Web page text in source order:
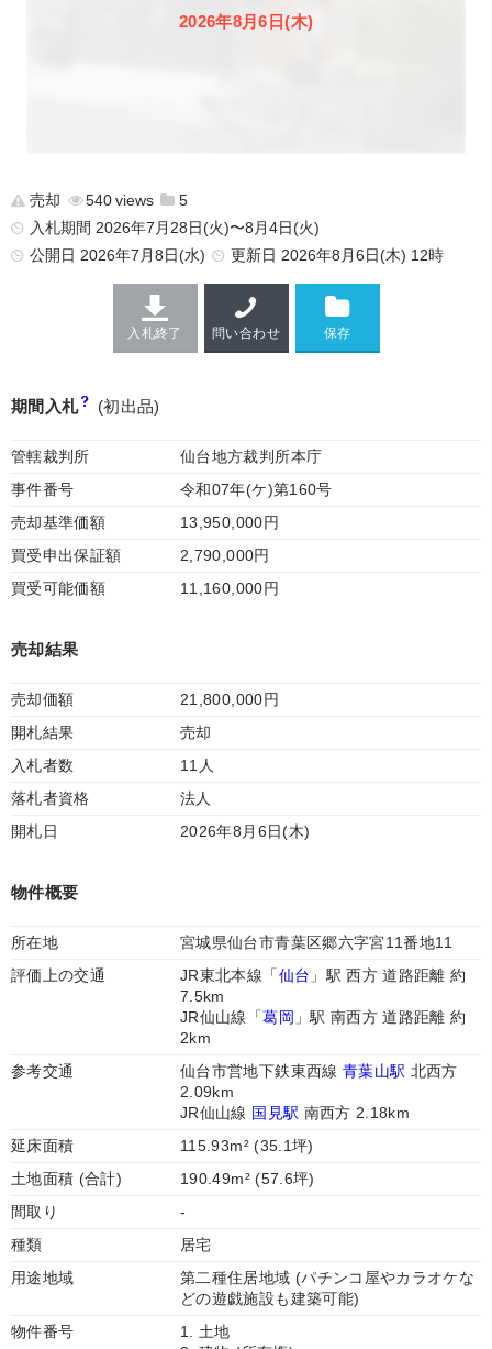
2026年8月6日(木)
売却 540
5
入札期間 2026年7月28日(火)〜8月4日(火)
公開日 2026年7月8日(水) 更新日 2026年8月6日(木) 12時
入札終了 問い合わせ
期間入札 (初出品)
管轄裁判所
仙台地方裁判所本庁
事件番号
令和07年(ケ)第160号
売却基準価額
13,950,000円
買受申出保証額
2,790,000円
買受可能価額
11,160,000円
売却結果
売却価額
21,800,000円
開札結果
売却
入札者数
11人
落札者資格
法人
開札日
2026年8月6日(木)
物件概要
所在地
宮城県仙台市青葉区郷六字宮11番地11
評価上の交通
JR東北本線「仙台 」駅 西方 道路距離 約
7.5km
JR仙山線「葛岡 」駅 南西方 道路距離 約
2km
参考交通
仙台市営地下鉄東西線 青葉山駅 北西方
2.09km
JR仙山線 国見駅 南西方 2.18km
延床面積
115.93m² (35.1坪)
土地面積 (合計)
190.49m² (57.6坪)
間取り
-
種類
居宅
用途地域
第二種住居地域 (パチンコ屋やカラオケな
どの遊戯施設も建築可能)
物件番号
1. 土地